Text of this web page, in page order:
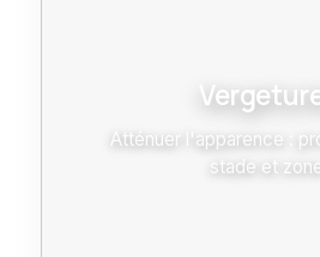
Atténuer l'apparence :
stade et